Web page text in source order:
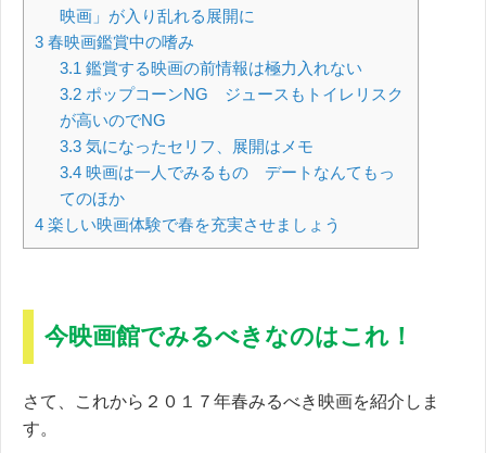
映画」が入り乱れる展開に
3 春映画鑑賞中の嗜み
3.1 鑑賞する映画の前情報は極力入れない
3.2ポップコーンNG ジュースもトイレリスク
が高いのでNG
3.3気になったセリフ、展開はメモ
3.4映画は一人でみるもの デートなんてもっ
てのほか
4 楽しい映画体験で春を充実させましょう
今映画館でみるべきなのはこれ！
さて、これから２０１７年春みるべき映画を紹介しま
す。